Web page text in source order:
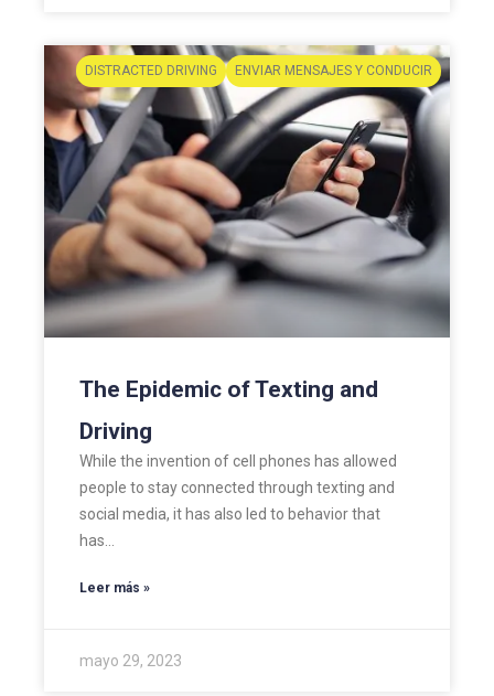
DISTRACTED DRIVING ENVIAR MENSAJES Y CONDUCIR
The Epidemic of Texting and
Driving
While the invention of cell phones has allowed
people to stay connected through texting and
social media, it has also led to behavior that
has…
Leer más »
mayo 29, 2023